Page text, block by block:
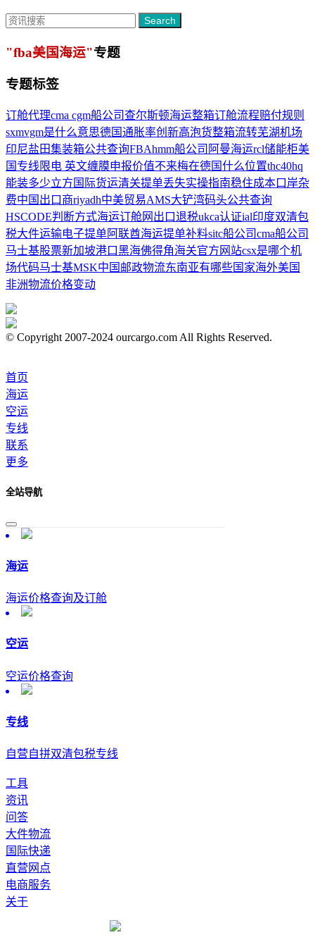
Search
"fba美国海运"专题
专题标签
订舱代理cma cgm船公司查尔斯顿海运整箱订舱流程赔付规则
sxmvgm是什么意思德国通胀率创新高泡货整箱流转芜湖机场
印尼盐田集装箱公共查询FBAhmm船公司 阿曼海运rcl储能柜美
国专线 限电 英文缠膜申报价值不来梅在德国什么位置thc40hq
能装多少立方 国际货运清关提单丢失实操指南稳住成本口岸杂
费中国出口商riyadh中美贸易AMS大铲湾码头公共查询
HSCODE判断方式海运订舱网 出口退税ukca认证ial印度双清包
税大件运输电子提单阿联酋海运提单补料sitc船公司cma船公司
马士基股票新加坡港口黑海佛得角海关官方网站csx是哪个机
场代码马士基MSK中国邮政物流东南亚有哪些国家海外美国
非洲物流价格变动
© Copyright 2007-2024 ourcargo.com All Rights Reserved.
首页
海运
空运
专线
联系
更多
全站导航
海运
海运价格查询及订舱
空运
空运价格查询
专线
自营自拼双清包税专线
工具
资讯
问答
大件物流
国际快递
直营网点
电商服务
关于